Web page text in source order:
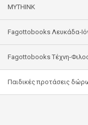
MYTHINK
Fagottobooks Λευκάδα-
Fagottobooks Τέχνη-
Παιδικές προτάσεις